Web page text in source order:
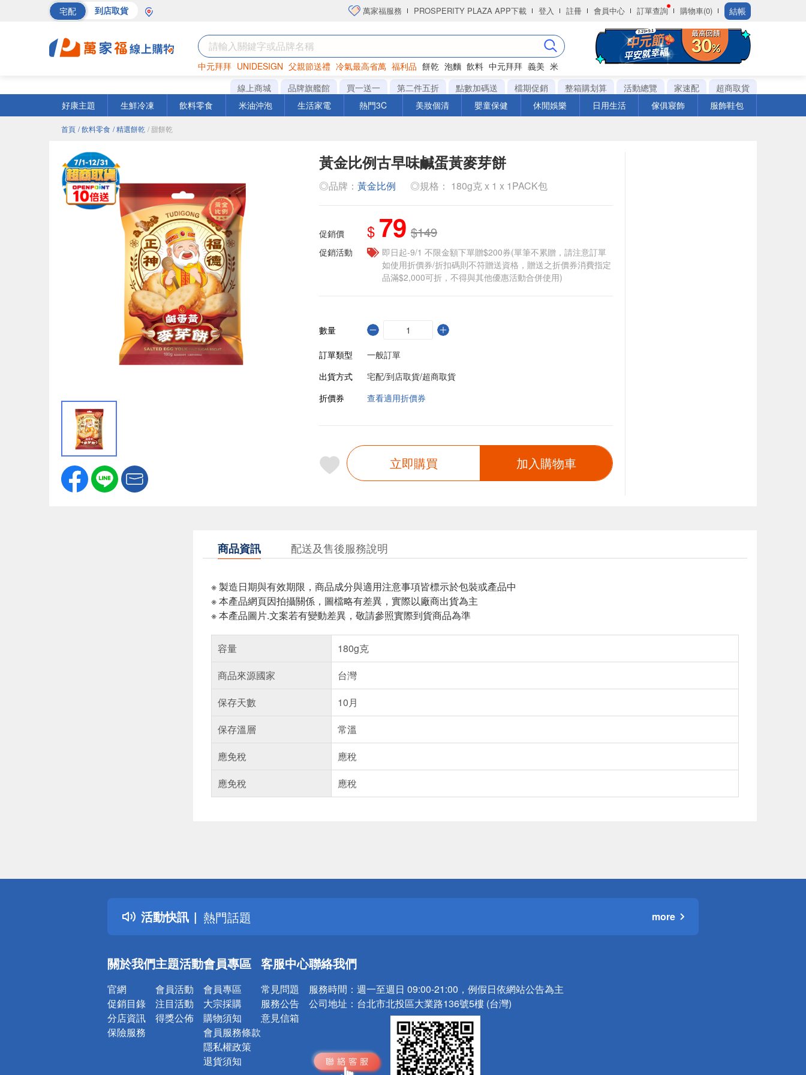
宅配 到店取貨 萬家福服務 PROSPERITY PLAZA APP下載 登入 註冊 會員中心 訂單查詢 購物車(0) 結帳
中元拜拜 UNIDESIGN 父親節送禮 冷氣最高省萬 福利品 餅乾 泡麵 飲料 中元拜拜 義美 米
罐頭 海苔 洋芋片
線上商城 品牌旗艦館 買一送一 第二件五折 點數加碼送 檔期促銷 整箱購划算 活動總覽 家速配
超商取貨
好康主題
生鮮冷凍 飲料零食 米油沖泡 生活家電 熱門3C 美妝個清 嬰童保健 休閒娛樂 日用生活 傢俱寢飾 服飾鞋包
首頁 / 飲料零食 / 精選餅乾 / 甜餅乾
黃金比例古早味鹹蛋黃麥芽餅
◎品牌： 黃金比例 ◎規格： 180g克 x 1 x 1PACK包
促銷價 $ 79 $149
促銷活動
即日起-9/1 不限金額下單贈$200券(單筆不累贈，請注意訂單
如使用折價券/折扣碼則不符贈送資格，贈送之折價券消費指定
品滿$2,000可折，不得與其他優惠活動合併使用)
數量
訂單類型
一般訂單
出貨方式
宅配/到店取貨/超商取貨
折價券
查看適用折價券
立即購買 加入購物車
商品資訊 配送及售後服務說明
※ 製造日期與有效期限，商品成分與適用注意事項皆標示於包裝或產品中
※ 本產品網頁因拍攝關係，圖檔略有差異，實際以廠商出貨為主
※ 本產品圖片.文案若有變動差異，敬請參照實際到貨商品為準
容量
180g克
商品來源國家
台灣
保存天數
10月
保存溫層
常溫
應免稅
應稅
應免稅
應稅
活動快訊
詐騙網頁！請小心！
得獎公告
熱門話題
銀行優惠
詐騙網頁！請小心！
more
關於我們
官網
促銷目錄
分店資訊
保險服務
主題活動
會員活動
注目活動
得獎公佈
會員專區
會員專區
大宗採購
購物須知
會員服務條款
隱私權政策
退貨須知
客服中心
常見問題
服務公告
意見信箱
聯絡我們
服務時間： 週一至週日 09:00-21:00，例假日依網站公告為主
公司地址： 台北市北投區大業路136號5樓 (台灣)